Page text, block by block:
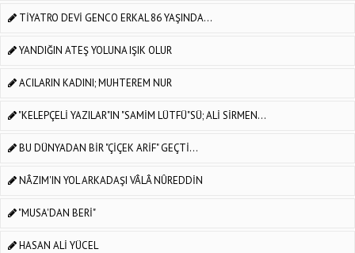
TİYATRO DEVİ GENCO ERKAL 86 YAŞINDA...
YANDIĞIN ATEŞ YOLUNA IŞIK OLUR
ACILARIN KADINI; MUHTEREM NUR
"KELEPÇELİ YAZILAR"IN "SAMİM LÜTFÜ"SÜ; ALİ SİRMEN...
BU DÜNYADAN BİR "ÇİÇEK ARİF" GEÇTİ...
NÂZIM'IN YOL ARKADAŞI VÂLÂ NÛREDDİN
"MUSA'DAN BERİ"
HASAN ALİ YÜCEL